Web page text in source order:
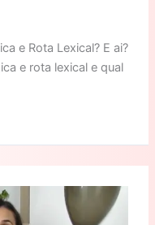
e Rota Lexical? E ai?
e rota lexical e qual